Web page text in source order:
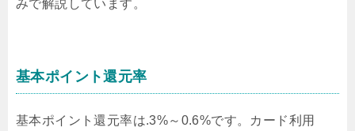
みで解説しています。
基本ポイント還元率
基本ポイント還元率は.3%～0.6%です。カード利用